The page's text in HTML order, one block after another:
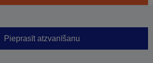
Pieprasīt atzvanīšanu